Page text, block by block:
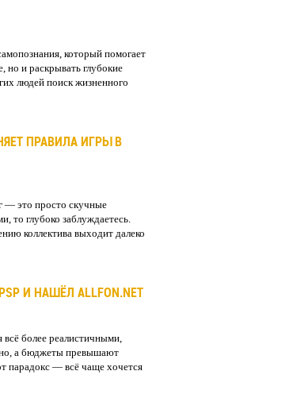
который помогает
но и раскрывать глубокие
людей поиск жизненного
ПРАВИЛА ИГРЫ В
— это просто скучные
то глубоко заблуждаетесь.
коллектива выходит далеко
И НАШЁЛ ALLFON.NET
более реалистичными,
а бюджеты превышают
парадокс — всё чаще хочется